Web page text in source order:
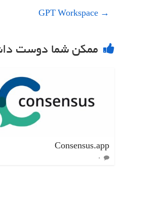
→
ممکن شما دوست
Consensus.app
0